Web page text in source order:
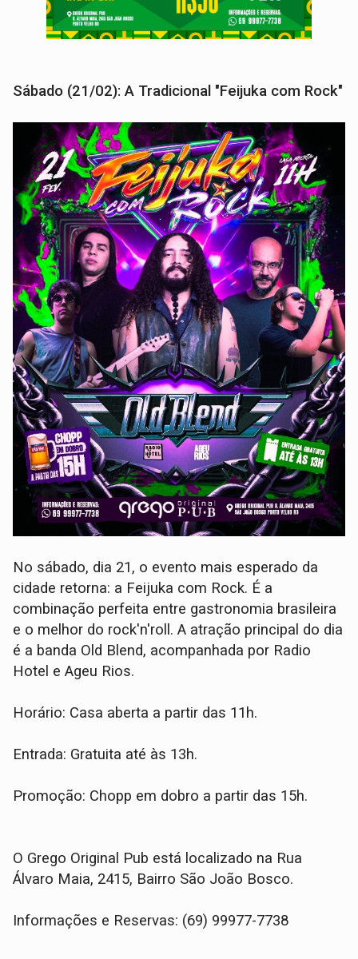
Sábado (21/02): A Tradicional "Feijuka com Rock"
No sábado, dia 21, o evento mais esperado da
cidade retorna: a Feijuka com Rock. É a
combinação perfeita entre gastronomia brasileira
e o melhor do rock'n'roll. A atração principal do dia
é a banda Old Blend, acompanhada por Radio
Hotel e Ageu Rios.
Horário: Casa aberta a partir das 11h.
Entrada: Gratuita até às 13h.
Promoção: Chopp em dobro a partir das 15h.
O Grego Original Pub está localizado na Rua
Álvaro Maia, 2415, Bairro São João Bosco.
Informações e Reservas: (69) 99977-7738